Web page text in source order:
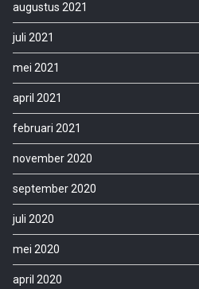
augustus 2021
juli 2021
mei 2021
april 2021
februari 2021
november 2020
september 2020
juli 2020
mei 2020
april 2020